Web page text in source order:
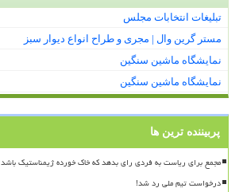
تبلیغات انتخابات مجلس
مستر گرین وال | مجری و طراح انواع دیوار سبز
نمایشگاه ماشین سنگین
نمایشگاه ماشین سنگین
پربیننده ترین ها
مجمع برای ریاست به فردی رای بدهد که خاک خورده ژیمناستیک باشد
درخواست تیم ملی رد شد!